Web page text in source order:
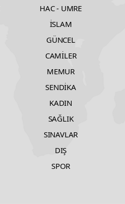
HAC - UMRE
İSLAM
GÜNCEL
CAMİLER
MEMUR
SENDİKA
KADIN
SAĞLIK
SINAVLAR
DIŞ
SPOR